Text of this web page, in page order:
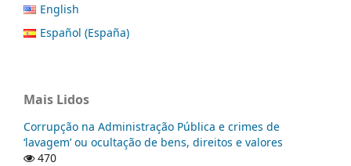
English
Español (España)
Mais Lidos
Corrupção na Administração Pública e crimes de
‘lavagem’ ou ocultação de bens, direitos e valores
470